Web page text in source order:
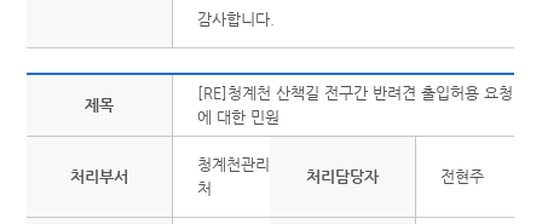
감사합니다.
제목
[RE]청계천 산책길 전구간 반려견 출입허용 요청
에 대한 민원
처리부서
청계천관리
처
처리담당자 전현주